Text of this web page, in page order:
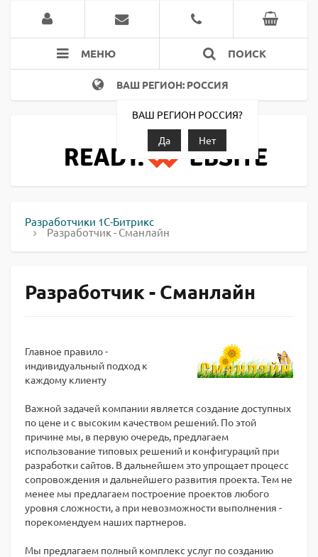
МЕНЮ ПОИСК
ВАШ РЕГИОН: РОССИЯ
ВАШ РЕГИОН РОССИЯ?
Да
Нет
Разработчики 1С-Битрикс
Разработчик - Сманлайн
Разработчик - Сманлайн
Главное правило -
индивидуальный подход к
каждому клиенту
Важной задачей компании является создание доступных
по цене и с высоким качеством решений. По этой
причине мы, в первую очередь, предлагаем
использование типовых решений и конфигураций при
разработки сайтов. В дальнейшем это упрощает процесс
сопровождения и дальнейшего развития проекта. Тем не
менее мы предлагаем построение проектов любого
уровня сложности, а при невозможности выполнения -
порекомендуем наших партнеров.
Мы предлагаем полный комплекс услуг по созданию